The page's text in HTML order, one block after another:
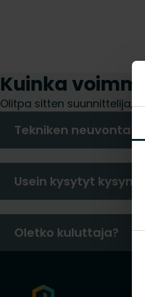
Kuinka
Olitpa sitten suunnittelija,
Tekniken neuvonta
Usein kysytyt
Oletko kuluttaja?